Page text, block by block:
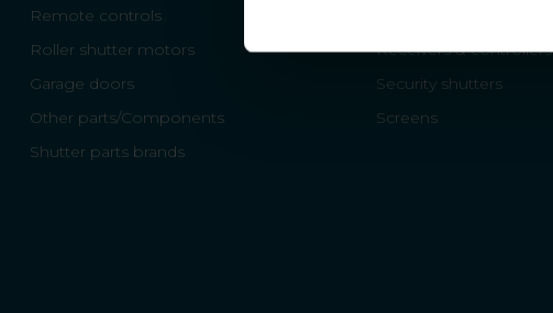
Remote controls
Roller shutter motors
Receivers & controllers
Garage doors
Security shutters
Other parts/Components
Screens
Shutter parts brands